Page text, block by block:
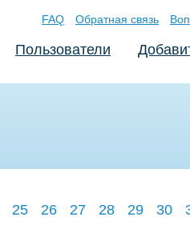
FAQ Обратная связь
Пользователи
25 26 27 28 29 30